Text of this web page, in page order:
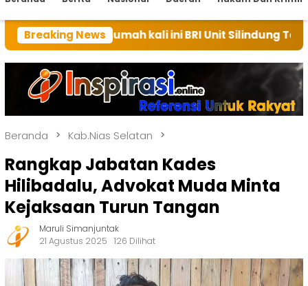
Breaking News
rumah kali ini BRI Unit Silindung Tarutung Ingatkan
Beranda Kab.Nias Selatan
Rangkap Jabatan Kades
Hilibadalu, Advokat Muda Minta
Kejaksaan Turun Tangan
Maruli Simanjuntak
21 Agustus 2025
126 Dilihat